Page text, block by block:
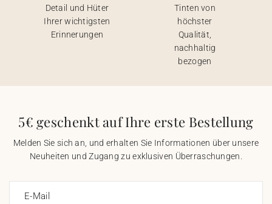
Detail und Hüter
Ihrer wichtigsten
Erinnerungen
Tinten von
höchster
Qualität,
nachhaltig
bezogen
5€ geschenkt auf Ihre erste Bestellung
Melden Sie sich an, und erhalten Sie Informationen über unsere
Neuheiten und Zugang zu exklusiven Überraschungen.
E-Mail